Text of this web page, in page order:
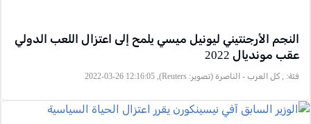
النجم الأرجنتيني ليونيل ميسي يلمح إلى اعتزال اللعب الدولي
عقب مونديال 2022
فئة: , كل العرب - الناصرة (تصوير: Reuters), 2022-03-26 12:16:05